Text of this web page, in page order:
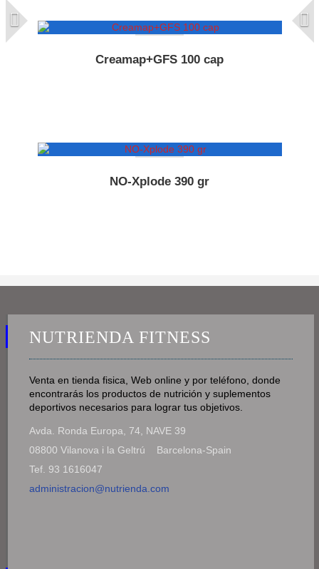
Creamap+GFS 100 cap
NO-Xplode 390 gr
NUTRIENDA FITNESS
Venta en tienda fisica, Web online y por teléfono, donde
encontrarás los productos de nutrición y suplementos
deportivos necesarios para lograr tus objetivos.
Avda. Ronda Europa, 74, NAVE 39
08800 Vilanova i la Geltrú Barcelona-Spain
Tef. 93 1616047
administracion@nutrienda.com